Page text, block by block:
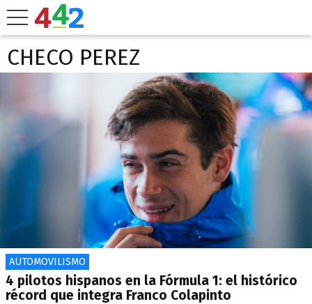
CHECO PEREZ
AUTOMOVILISMO
4 pilotos hispanos en la Fórmula 1: el histórico
récord que integra Franco Colapinto